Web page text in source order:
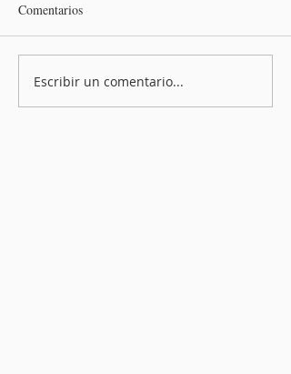
Comentarios
Escribir un comentario...